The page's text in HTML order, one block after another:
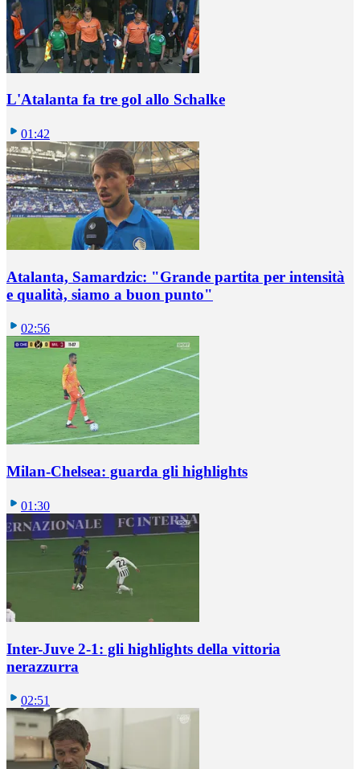
L'Atalanta fa tre gol allo Schalke
01:42
Atalanta, Samardzic: "Grande partita per intensità
e qualità, siamo a buon punto"
02:56
Milan-Chelsea: guarda gli highlights
01:30
Inter-Juve 2-1: gli highlights della vittoria
nerazzurra
02:51